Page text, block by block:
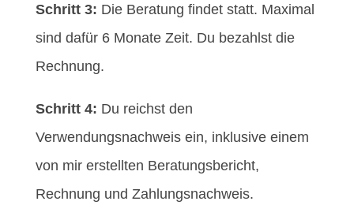
Schritt 3: Die Beratung findet statt. Maximal
sind dafür 6 Monate Zeit. Du bezahlst die
Rechnung.
Schritt 4: Du reichst den
Verwendungsnachweis ein, inklusive einem
von mir erstellten Beratungsbericht,
Rechnung und Zahlungsnachweis.